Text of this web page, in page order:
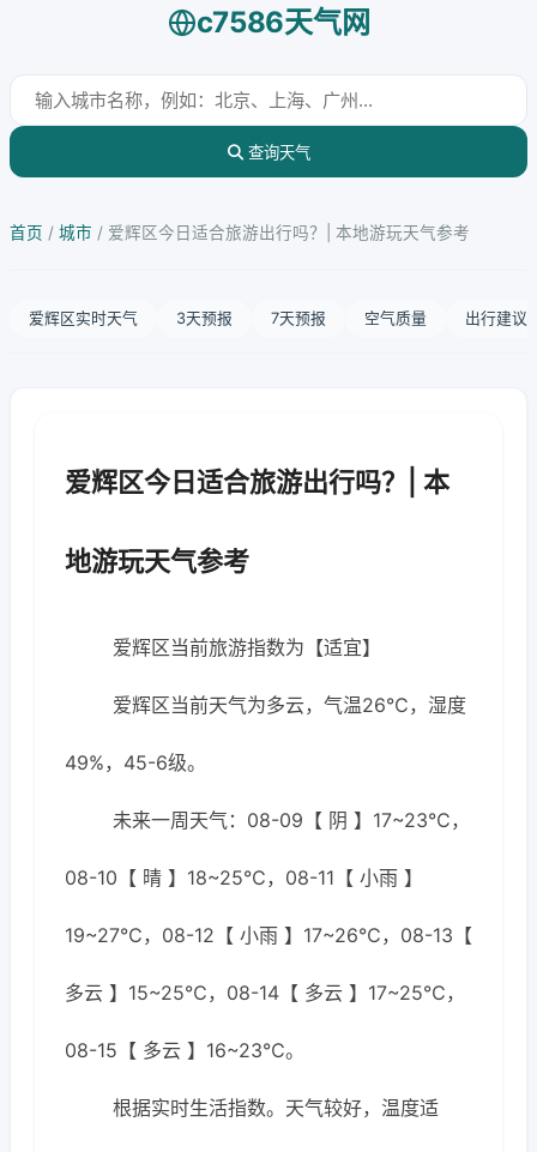
c7586天气网
查询天气
首页 / 城市 / 爱辉区今日适合旅游出行吗？| 本地游玩天气参考
爱辉区实时天气 3天预报 7天预报 空气质量 出行建议
爱辉区今日适合旅游出行吗？| 本
地游玩天气参考
爱辉区当前旅游指数为【适宜】
爱辉区当前天气为多云，气温26℃，湿度
49%，45-6级。
未来一周天气：08-09【 阴 】17~23℃，
08-10【 晴 】18~25℃，08-11【 小雨 】
19~27℃，08-12【 小雨 】17~26℃，08-13【
多云 】15~25℃，08-14【 多云 】17~25℃，
08-15【 多云 】16~23℃。
根据实时生活指数。天气较好，温度适